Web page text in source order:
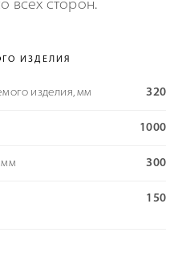
всех сторон.
ИЗДЕЛИЯ
изделия, мм 320
1000
мм 300
150